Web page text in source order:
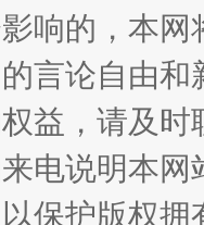
响的，本
言论自由
益，请及
电说明本
保护版权